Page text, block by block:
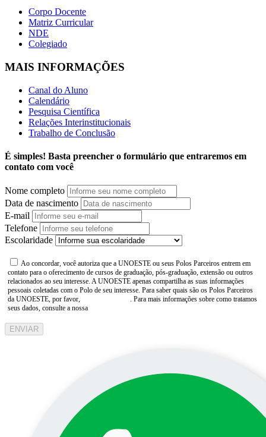
Corpo Docente
Matriz Curricular
NDE
Colegiado
MAIS INFORMAÇÕES
Canal do Aluno
Calendário
Pesquisa Científica
Relações Interinstitucionais
Trabalho de Conclusão
É simples! Basta preencher o formulário que entraremos em
contato com você
Nome completo
Data de nascimento
E-mail
Telefone
Escolaridade
Ao concordar, você autoriza que a UNOESTE ou seus Polos Parceiros entrem em
contato para o oferecimento de cursos de graduação, pós-graduação, extensão ou outros
relacionados ao seu interesse. A UNOESTE apenas compartilha as suas informações
pessoais coletadas com o Polo de seu interesse. Para saber quais são os Polos Parceiros
da UNOESTE, por favor,
. Para mais informações sobre como tratamos
seus dados, consulte a nossa
ENVIAR